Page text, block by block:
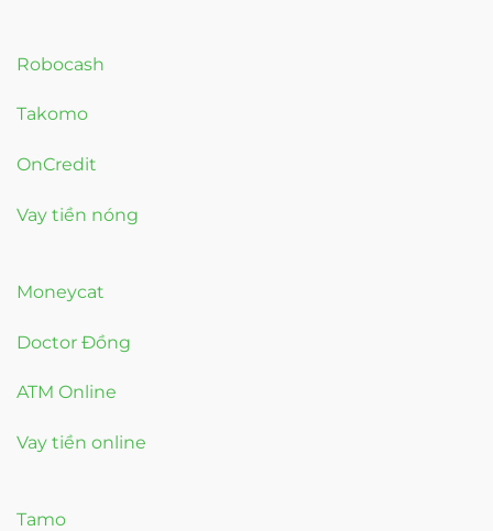
Robocash
Takomo
OnCredit
Vay tiền nóng
Moneycat
Doctor Đồng
ATM Online
Vay tiền online
Tamo